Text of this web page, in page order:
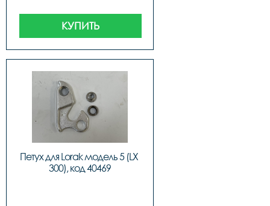
КУПИТЬ
Петух для Lorak модель 5 (LX
300), код 40469